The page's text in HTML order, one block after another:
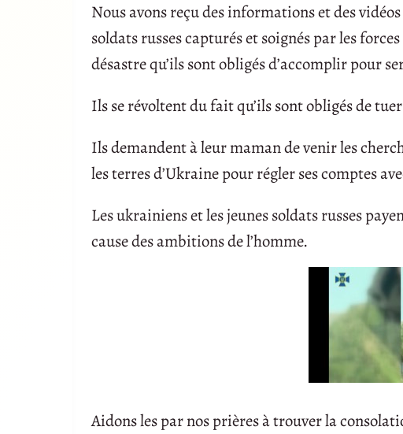
Nous avons reçu des informations et des
soldats russes capturés et soignés par les
désastre qu’ils sont obligés d’accomplir pour
Ils se révoltent du fait qu’ils sont obligés de
Ils demandent à leur maman de venir les
les terres d’Ukraine pour régler ses comptes
Les ukrainiens et les jeunes soldats russes
cause des ambitions de l’homme.
Aidons les par nos prières à trouver la